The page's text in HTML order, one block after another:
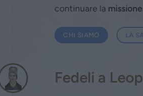
continuare la
CHI SIAMO LA
Fedeli a